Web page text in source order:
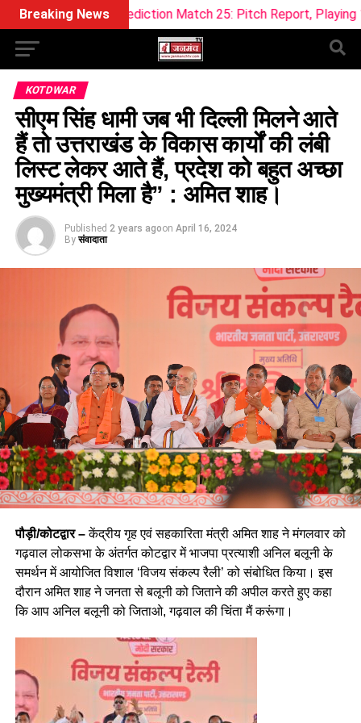
Breaking News
Prediction Match 25: Pitch Report, Playing 11 & Fantasy
KOTDWAR
सीएम सिंह धामी जब भी दिल्ली मिलने आते
हैं तो उत्तराखंड के विकास कार्यों की लंबी
लिस्ट लेकर आते हैं, प्रदेश को बहुत अच्छा
मुख्यमंत्री मिला है” : अमित शाह।
Published 2 years agoon April 16, 2024
By संवादाता
पौड़ी/कोटद्वार –केंद्रीय गृह एवं सहकारिता मंत्री अमित शाह ने मंगलवार को
गढ़वाल लोकसभा के अंतर्गत कोटद्वार में भाजपा प्रत्याशी अनिल बलूनी के
समर्थन में आयोजित विशाल ‘विजय संकल्प रैली’ को संबोधित किया। इस
दौरान अमित शाह ने जनता से बलूनी को जिताने की अपील करते हुए कहा
कि आप अनिल बलूनी को जिताओ, गढ़वाल की चिंता मैं करूंगा।